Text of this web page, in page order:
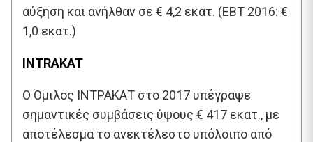
αύξηση και ανήλθαν σε € 4,2 εκατ. (EBT 2016: €
1,0 εκατ.)
INTRAKAT
O Όμιλος ΙΝΤΡΑΚΑΤ στο 2017 υπέγραψε
σημαντικές συμβάσεις ύψους € 417 εκατ., με
αποτέλεσμα το ανεκτέλεστο υπόλοιπο από